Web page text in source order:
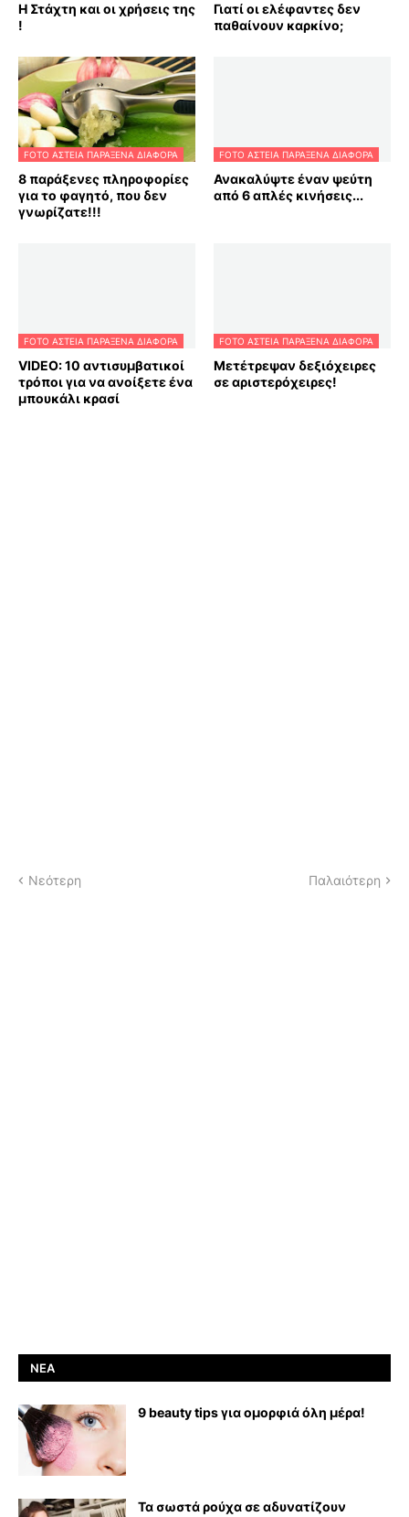
Η Στάχτη και οι χρήσεις της
!
Γιατί οι ελέφαντες δεν
παθαίνουν καρκίνο;
FOTO ΑΣΤΕΙΑ ΠΑΡΑΞΕΝΑ ΔΙΑΦΟΡΑ
8 παράξενες πληροφορίες
για το φαγητό, που δεν
γνωρίζατε!!!
FOTO ΑΣΤΕΙΑ ΠΑΡΑΞΕΝΑ ΔΙΑΦΟΡΑ
Ανακαλύψτε έναν ψεύτη
από 6 απλές κινήσεις...
FOTO ΑΣΤΕΙΑ ΠΑΡΑΞΕΝΑ ΔΙΑΦΟΡΑ
VIDEO: 10 αντισυμβατικοί
τρόποι για να ανοίξετε ένα
μπουκάλι κρασί
FOTO ΑΣΤΕΙΑ ΠΑΡΑΞΕΝΑ ΔΙΑΦΟΡΑ
Μετέτρεψαν δεξιόχειρες
σε αριστερόχειρες!
Νεότερη Παλαιότερη
ΝΈΑ
9 beauty tips για ομορφιά όλη μέρα!
Τα σωστά ρούχα σε αδυνατίζουν